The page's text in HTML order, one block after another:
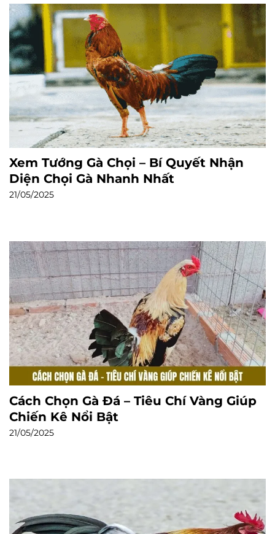
Xem Tướng Gà Chọi – Bí Quyết Nhận
Diện Chọi Gà Nhanh Nhất
21/05/2025
Cách Chọn Gà Đá – Tiêu Chí Vàng Giúp
Chiến Kê Nổi Bật
21/05/2025